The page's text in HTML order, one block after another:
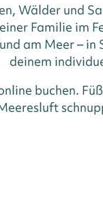
Wälder und
Familie im
am Meer –
deinem
buchen.